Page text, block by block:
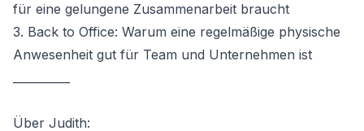
für eine gelungene Zusammenarbeit braucht
3. Back to Office: Warum eine regelmäßige physische
Anwesenheit gut für Team und Unternehmen ist
Über Judith: